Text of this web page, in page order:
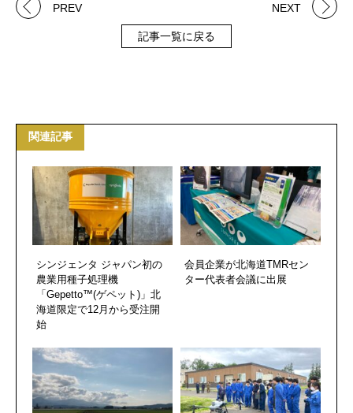
PREV
記事一覧に戻る
NEXT
関連記事
シンジェンタ ジャパン初の
農業用種子処理機
「Gepetto™(ゲペット)」北
海道限定で12月から受注開
始
会員企業が北海道TMRセン
ター代表者会議に出展